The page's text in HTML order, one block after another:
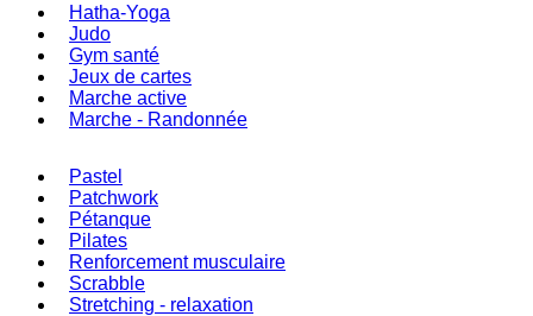
Hatha-Yoga
Judo
Gym santé
Jeux de cartes
Marche active
Marche - Randonnée
Pastel
Patchwork
Pétanque
Pilates
Renforcement musculaire
Scrabble
Stretching - relaxation